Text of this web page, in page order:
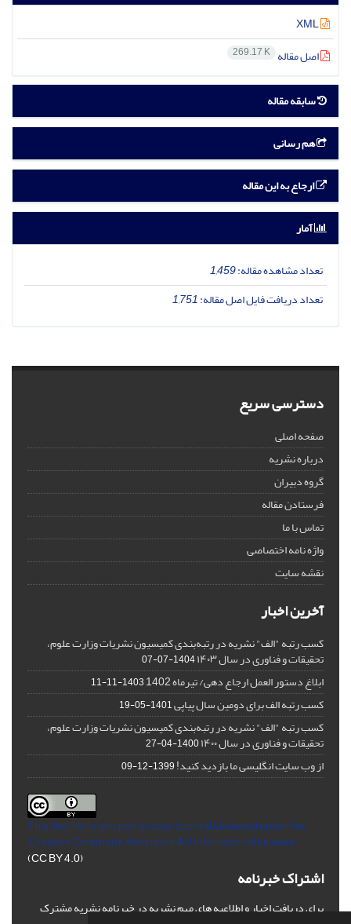
اصل مقاله 269.17 K
سابقه مقاله
هم رسانی
ارجاع به این مقاله
آمار
تعداد مشاهده مقاله:1,459
تعداد دریافت فایل اصل مقاله:1,751
دسترسی سریع
صفحه اصلی
درباره نشریه
گروه دبیران
فرستادن مقاله
تماس با ما
واژه نامه اختصاصی
نقشه سایت
آخرین اخبار
کسب رتبه "الف" نشریه در رتبه‌بندی کمیسیون نشریات وزارت علوم،
تحقیقات و فناوری در سال ۱۴۰۳ 1404-07-07
ابلاغ دستور العمل ارجاع دهی/ تیرماه 1402 1403-11-11
کسب رتبه الف برای دومین سال پیاپی1401-05-19
کسب رتبه "الف" نشریه در رتبه‌بندی کمیسیون نشریات وزارت علوم،
تحقیقات و فناوری در سال ۱۴۰۰ 1400-04-27
از وب سایت انگلیسی ما بازدید کنید!1399-12-09
This Journal is an open access Journal Licensedunder the
Creative Commons Attribution 4.0 International License
(CC BY 4.0)
اشتراک خبرنامه
برای دریافت اخبار و اطلاعیه های مهم نشریه در خبرنامه نشریه مشترک